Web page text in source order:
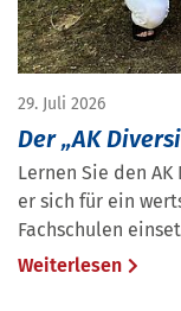
29. Juli 2026
Der „AK
Lernen Sie den
er sich für ein
Fachschulen
Weiterlesen